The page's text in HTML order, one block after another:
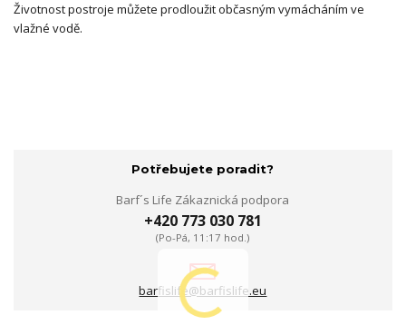
Životnost postroje můžete prodloužit občasným vymácháním ve
vlažné vodě.
Potřebujete poradit?
Barf´s Life Zákaznická podpora
+420 773 030 781
(Po-Pá, 11:17 hod.)
barfislife@barfislife.eu